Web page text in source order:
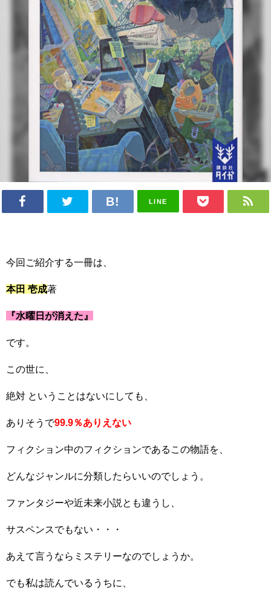
LINE
今回ご紹介する一冊は、
本田 壱成著
『水曜日が消えた』
です。
この世に、
絶対 ということはないにしても、
ありそうで99.9％ありえない
フィクション中のフィクションであるこの物語を、
どんなジャンルに分類したらいいのでしょう。
ファンタジーや近未来小説とも違うし、
サスペンスでもない・・・
あえて言うならミステリーなのでしょうか。
でも私は読んでいるうちに、